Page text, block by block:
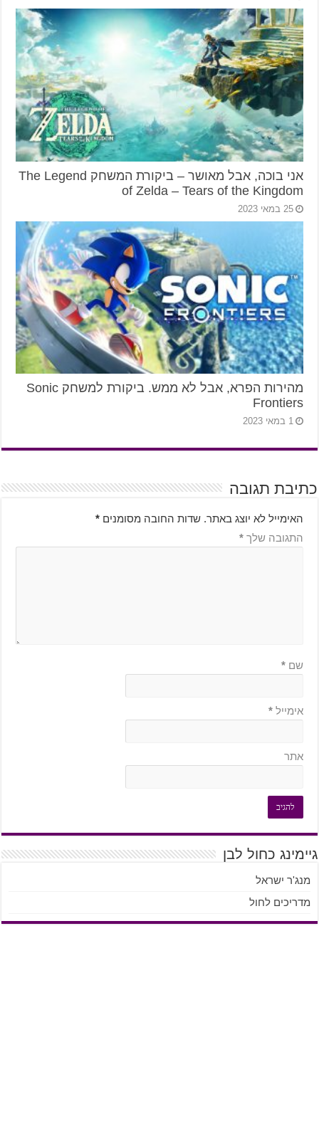
אני בוכה, אבל מאושר – ביקורת המשחק The Legend
of Zelda – Tears of the Kingdom
25 במאי 2023
מהירות הפרא, אבל לא ממש. ביקורת למשחק Sonic
Frontiers
1 במאי 2023
כתיבת תגובה
האימייל לא יוצג באתר. שדות החובה מסומנים *
התגובה שלך *
שם *
אימייל *
אתר
גיימינג כחול לבן
מנג'ר ישראל
מדריכים לחול